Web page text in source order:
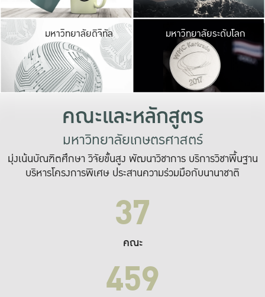
มหาวิทยาลัยดิจิทัล มหาวิ
เปลี่ยนแปลง แล
เพื่อทำง
ระบบสารสนเทศ
มหาวิทยาลัยระดับโลก
คณะและหลักสูตร
มหาวิทยาลัยเกษตรศาสตร์
มุ่งเน้นบัณฑิตศึกษา วิจัยขั้นสูง พัฒนาวิชาการ บริการวิชาพื้นฐาน
บริหารโครงการพิเศษ ประสานความร่วมมือกับนานาชาติ
37
คณะ
459